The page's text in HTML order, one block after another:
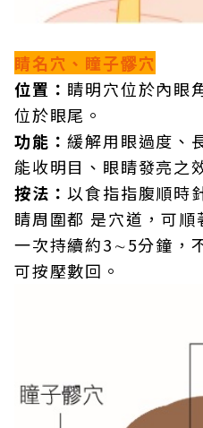
睛名穴、瞳子髎穴
位置： 睛明穴位於內眼
位於眼尾。
功能：緩解用眼過度、
能收明目、眼睛發亮之
按法：以食指指腹順時
睛周圍都 是穴道，可順
一次持續約3∼5分鐘，
可按壓數回。